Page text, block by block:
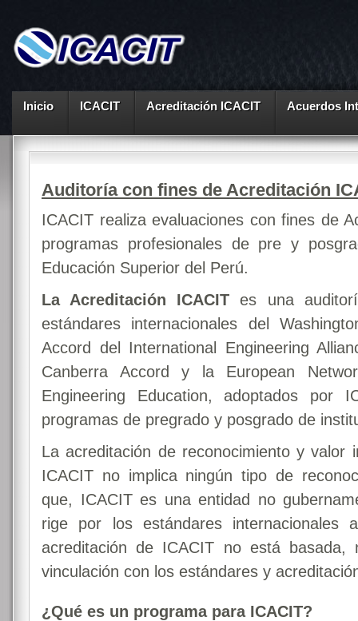
Inicio ICACIT Acreditación ICACIT Acuerdos
Auditoría con fines de Acreditación
ICACIT realiza evaluaciones con fines de
programas profesionales de pre y
Educación Superior del Perú.
La Acreditación ICACIT es una
estándares internacionales del
Accord del International Engineering
Canberra Accord y la European
Engineering Education, adoptados por
programas de pregrado y posgrado de
La acreditación de reconocimiento y valor
ICACIT no implica ningún tipo de
que, ICACIT es una entidad no
rige por los estándares internacionales
acreditación de ICACIT no está basada,
vinculación con los estándares y
¿Qué es un programa para ICACIT?